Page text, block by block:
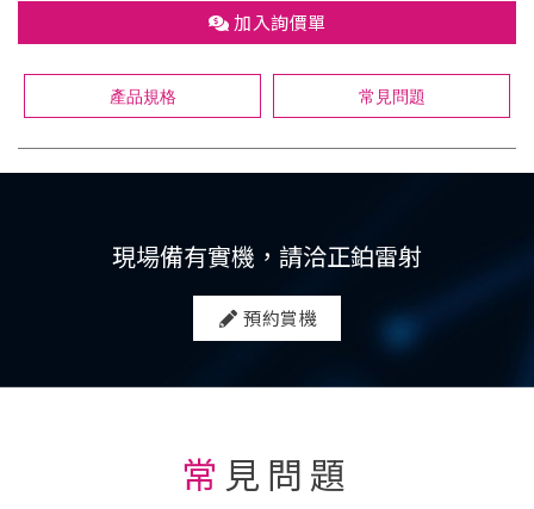
加入詢價單
產品規格 常見問題
現場備有實機，請洽正鉑雷射
預約賞機
常見問題